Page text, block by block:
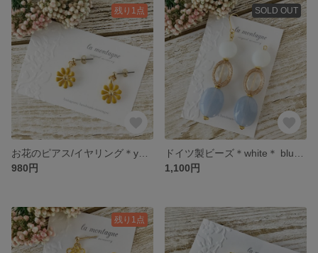
残り1点
980円
SOLD OUT
1,100円
残り1点